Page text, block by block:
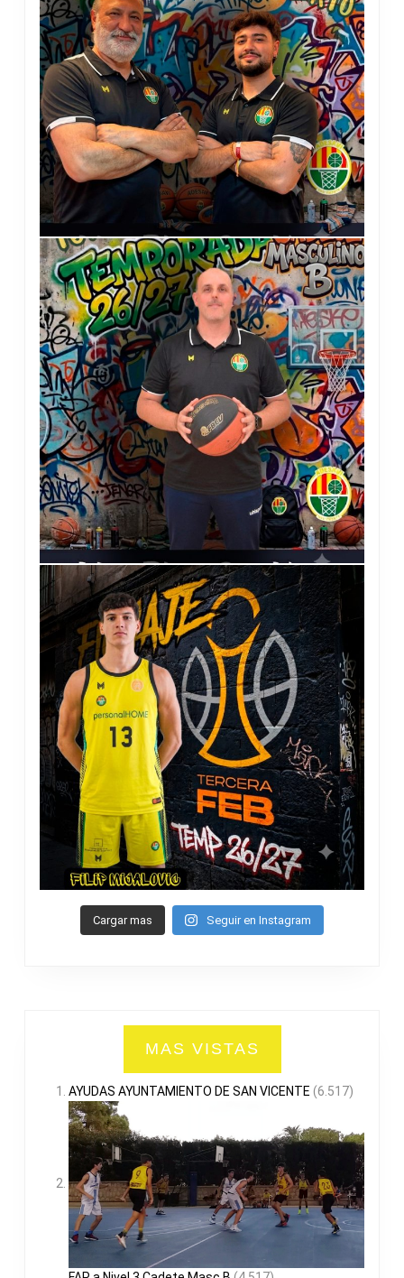
Cargar mas Seguir en Instagram
MAS VISTAS
AYUDAS AYUNTAMIENTO DE SAN VICENTE (6.517)